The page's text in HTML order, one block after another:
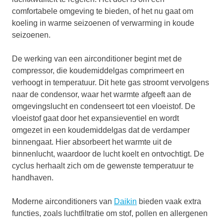
comfortabele omgeving te bieden, of het nu gaat om
koeling in warme seizoenen of verwarming in koude
seizoenen.
De werking van een airconditioner begint met de
compressor, die koudemiddelgas comprimeert en
verhoogt in temperatuur. Dit hete gas stroomt vervolgens
naar de condensor, waar het warmte afgeeft aan de
omgevingslucht en condenseert tot een vloeistof. De
vloeistof gaat door het expansieventiel en wordt
omgezet in een koudemiddelgas dat de verdamper
binnengaat. Hier absorbeert het warmte uit de
binnenlucht, waardoor de lucht koelt en ontvochtigt. De
cyclus herhaalt zich om de gewenste temperatuur te
handhaven.
Moderne airconditioners van Daikin bieden vaak extra
functies, zoals luchtfiltratie om stof, pollen en allergenen